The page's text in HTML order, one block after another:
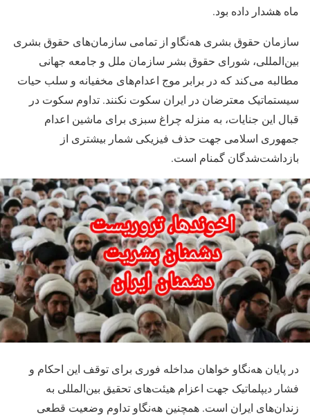
ماه هشدار داده بود.
سازمان حقوق بشری هه‌نگاو از تمامی سازمان‌های حقوق بشری
بین‌المللی، شورای حقوق بشر سازمان ملل و جامعه جهانی
مطالبه می‌کند که در برابر موج اعدام‌های مخفیانه و سلب حیات
سیستماتیک معترضان در ایران سکوت نکنند. تداوم سکوت در
قبال این جنایات، به منزله چراغ سبزی برای ماشین اعدام
جمهوری اسلامی جهت حذف فیزیکی شمار بیشتری از
بازداشت‌شدگان گمنام است.
در پایان هه‌نگاو خواهان مداخله فوری برای توقف این احکام و
فشار دیپلماتیک جهت اعزام هیئت‌های تحقیق بین‌المللی به
زندان‌های ایران است. همچنین هه‌نگاو تداوم وضعیت قطعی